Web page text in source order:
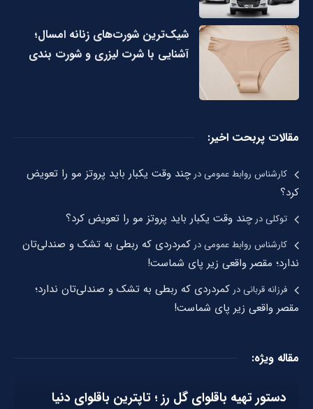
شیک‌ترین شورت‌های زنانه امسال؛
آشنایی با شرت لیزری و شورت بندی
مقالات پربحت اخیر:
کارشناس روابط عمومیدرچند وقت یکبار باید پروتز مو را تعویض
کرد؟
توکلیدرچند وقت یکبار باید پروتز مو را تعویض کرد؟
کارشناس روابط عمومیدر کمردردی که ربطی به تشک و صندلی‌تان
ندارد؛ مقصر واقعی زیر پای شماست!
فرزانه قربانیدر کمردردی که ربطی به تشک و صندلی‌تان ندارد؛
مقصر واقعی زیر پای شماست!
مقاله ویژه:
دستور تهیه باقلوای گل رز ؛ تاپترین باقلوای دنیا